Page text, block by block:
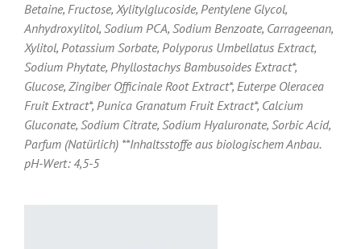
Betaine, Fructose, Xylitylglucoside, Pentylene Glycol,
Anhydroxylitol, Sodium PCA, Sodium Benzoate, Carrageenan,
Xylitol, Potassium Sorbate, Polyporus Umbellatus Extract,
Sodium Phytate, Phyllostachys Bambusoides Extract*,
Glucose, Zingiber Officinale Root Extract*, Euterpe Oleracea
Fruit Extract*, Punica Granatum Fruit Extract*, Calcium
Gluconate, Sodium Citrate, Sodium Hyaluronate, Sorbic Acid,
Parfum (Natürlich) **Inhaltsstoffe aus biologischem Anbau.
pH-Wert: 4,5-5